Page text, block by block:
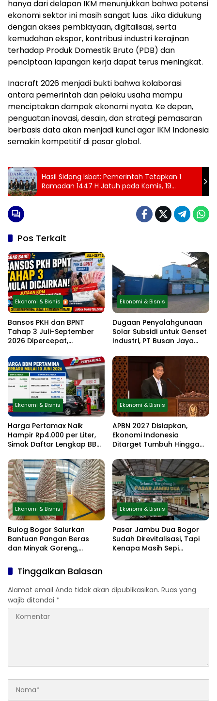
hanya dari delapan IKM menunjukkan bahwa potensi
ekonomi sektor ini masih sangat luas. Jika didukung
dengan akses pembiayaan, digitalisasi, serta
kemudahan ekspor, kontribusi industri kerajinan
terhadap Produk Domestik Bruto (PDB) dan
penciptaan lapangan kerja dapat terus meningkat.
Inacraft 2026 menjadi bukti bahwa kolaborasi
antara pemerintah dan pelaku usaha mampu
menciptakan dampak ekonomi nyata. Ke depan,
penguatan inovasi, desain, dan strategi pemasaran
berbasis data akan menjadi kunci agar IKM Indonesia
semakin kompetitif di pasar global.
Hasil Sidang Isbat: Pemerintah Tetapkan 1
Ramadan 1447 H Jatuh pada Kamis, 19
Februari 2026
Pos Terkait
Ekonomi & Bisnis
Bansos PKH dan BPNT
Tahap 3 Juli-September
2026 Dipercepat,
Resmi, Cek Daftar Daerah
dan Jadwal Pencairan
Ekonomi & Bisnis
Dugaan Penyalahgunaan
Solar Subsidi untuk Genset
Industri, PT Busan Jaya
Liter BBM
Ekonomi & Bisnis
Harga Pertamax Naik
Hampir Rp4.000 per Liter,
Simak Daftar Lengkap BBM
Juni 2026
Ekonomi & Bisnis
APBN 2027 Disiapkan,
Ekonomi Indonesia
Ditarget Tumbuh Hingga
Ekonomi & Bisnis
Bulog Bogor Salurkan
Bantuan Pangan Beras
dan Minyak Goreng,
Ekonomi & Bisnis
Pasar Jambu Dua Bogor
Sudah Direvitalisasi, Tapi
Kenapa Masih Sepi
Tinggalkan Balasan
Alamat email Anda tidak akan dipublikasikan. Ruas yang
wajib ditandai *